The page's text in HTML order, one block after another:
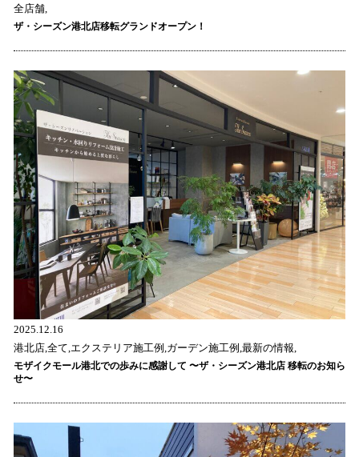
全店舗,
ザ・シーズン港北店移転グランドオープン！
2025.12.16
港北店,全て,エクステリア施工例,ガーデン施工例,最新の情報,
モザイクモール港北での歩みに感謝して 〜ザ・シーズン港北店 移転のお知ら
せ〜